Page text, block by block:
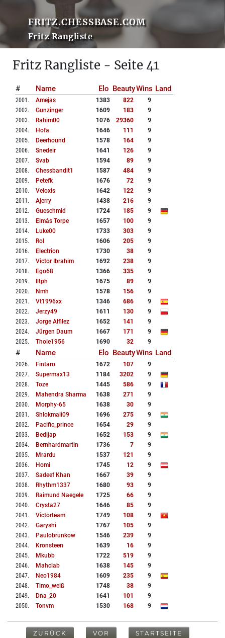
FRITZ.CHESSBASE.COM
Fritz Rangliste
Fritz Rangliste - Seite 41
# Name Elo BeautyWins Land
2001 . Amejas 1383 822
9
2002. Gunzinger 1609 183
9
2003. Rahim00 1076 29360
9
2004. Hofa 1646 111
9
2005. Deerhound 1578 164
9
2006. Snedeir 1641 126
9
2007. Svab 1594 89
9
2008. Chessbandit1 1587 484
9
2009. Petefk 1676 72
9
2010. Veloxis 1642 122
9
2011 . Ajerry 1438 216
9
2012. Gueschmid 1724 185
9
2013. Elmás Torpe 1657 100
9
2014. Luke00 1733 303
9
2015. Rol 1606 205
9
2016. Electrion 1730 38
9
2017. Victor Ibrahim 1692 238
9
2018. Ego68 1366 335
9
2019. Iltph 1675 89
9
2020. Nmh 1578 156
9
2021 . Vt1996xx 1346 686
9
2022. Jerzy49 1611 130
9
2023. Jorge Alfilez 1652 141
9
2024. Jürgen Daum 1667 171
9
2025. Thole1956 1690 32 9
# Name Elo BeautyWins Land
2026. Fintaro 1672 107
9
2027. Supermax13 1184 3202
9
2028. Toze 1445 586
9
2029. Mahendra Sharma 1638 271
9
2030. Morphy-65 1638 30
9
2031 . Shlokmali09 1696 275
9
2032. Pacific_prince 1654 29
9
2033. Bedijap 1652 153
9
2034. Bernhardmartin 1736 7
9
2035. Mrardu 1537 121
9
2036. Homi 1745 12
9
2037. Sadeef Khan 1667 39
9
2038. Rhythm1337 1680 93
9
2039. Raimund Naegele 1725 66
9
2040. Crysta27 1646 85
9
2041 . Victorteam 1749 108
9
2042. Garyshi 1767 105
9
2043. Paulobrunkow 1546 239
9
2044. Kronsteen 1639 16
9
2045. Mkubb 1722 519
9
2046. Mahclab 1638 145
9
2047. Neo1984 1609 235
9
2048. Timo_weiß 1748 38
9
2049. Dna_20 1641 101
9
2050. Tonvm 1530 168 9
ZURÜCK VOR STARTSEITE